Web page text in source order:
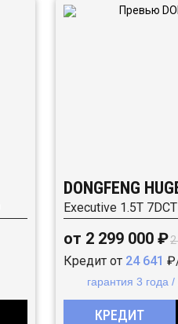
DONGFENG
Executive 1.5T
от 2 299 000 ₽
Кредит от 24 641
гарантия 3 года
КРЕДИТ